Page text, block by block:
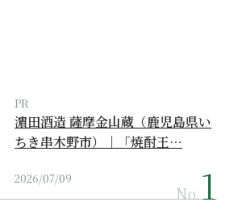
PR
濵田酒造 薩摩金山蔵（鹿児島県い
ちき串木野市）｜「焼酎王…
2026/07/09
No.